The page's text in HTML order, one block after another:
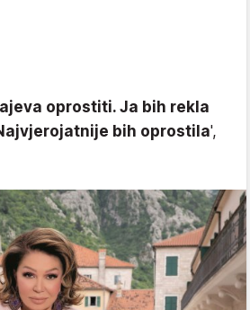
oprostiti. Ja bih rekla
bih oprostila',